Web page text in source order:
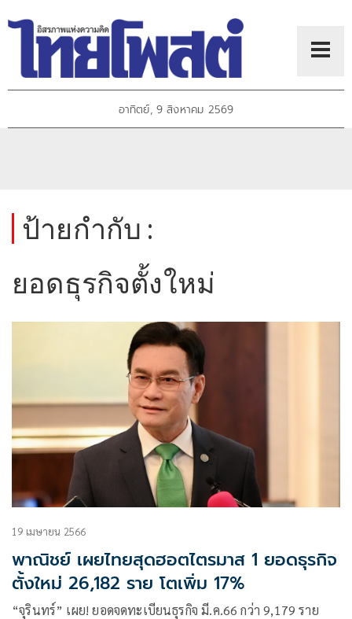
อาทิตย์, 9 สิงหาคม 2569
ป้ายกำกับ :
ยอดธุรกิจตั้งใหม่
19 เมษายน 2566
พาณิชย์ เผยไทยสุดฮอตไตรมาส 1 ยอดธุรกิจ
ตั้งใหม่ 26,182 ราย โตเพิ่ม 17%
“จุรินทร์” เผย! ยอดจดทะเบียนธุรกิจ มี.ค.66 กว่า 9,179 ราย